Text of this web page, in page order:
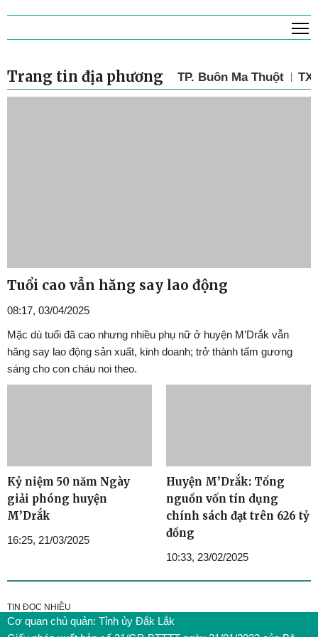
Trang tin địa phương TP. Buôn Ma Thuột
Tuổi cao vẫn hăng say lao động
08:17, 03/04/2025
Mặc dù tuổi đã cao nhưng nhiều phụ nữ ở huyện M’Drắk vẫn
hăng say lao động sản xuất, kinh doanh; trở thành tấm gương
sáng cho con cháu noi theo.
Kỷ niệm 50 năm Ngày
giải phóng huyện
M’Drắk
16:25, 21/03/2025
Huyện M’Drắk: Tổng
nguồn vốn tín dụng
chính sách đạt trên 626 tỷ
đồng
10:33, 23/02/2025
TIN ĐỌC NHIỀU
Cơ quan chủ quản: Tỉnh ủy Đắk Lắk